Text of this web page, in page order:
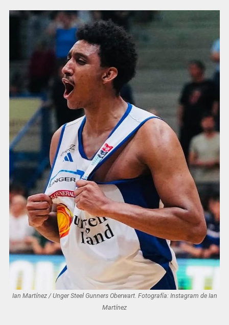
Ian Martínez / Unger Steel Gunners Oberwart. Fotografía: Instagram de Ian
Martínez